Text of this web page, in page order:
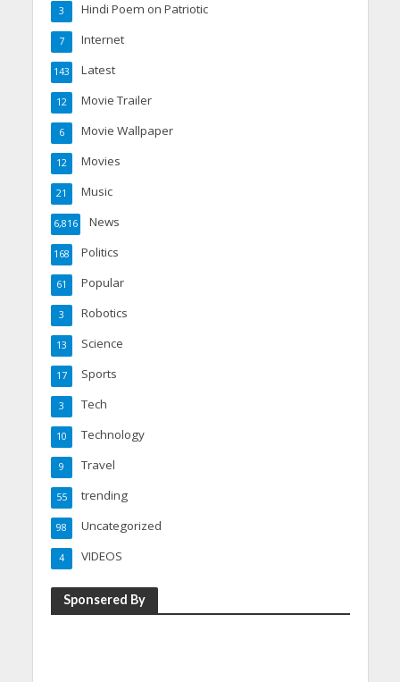
Hindi Poem on Patriotic
3
Internet
7
Latest
143
Movie Trailer
12
Movie Wallpaper
6
Movies
12
Music
21
News
6,816
Politics
168
Popular
61
Robotics
3
Science
13
Sports
17
Tech
3
Technology
10
Travel
9
trending
55
Uncategorized
98
VIDEOS
4
Sponsered By